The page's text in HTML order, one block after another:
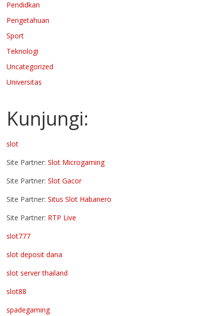
Pendidkan
Pengetahuan
Sport
Teknologi
Uncategorized
Universitas
Kunjungi:
slot
Site Partner:Slot Microgaming
Site Partner:Slot Gacor
Site Partner:Situs Slot Habanero
Site Partner: RTP Live
slot777
slot deposit dana
slot server thailand
slot88
spadegaming